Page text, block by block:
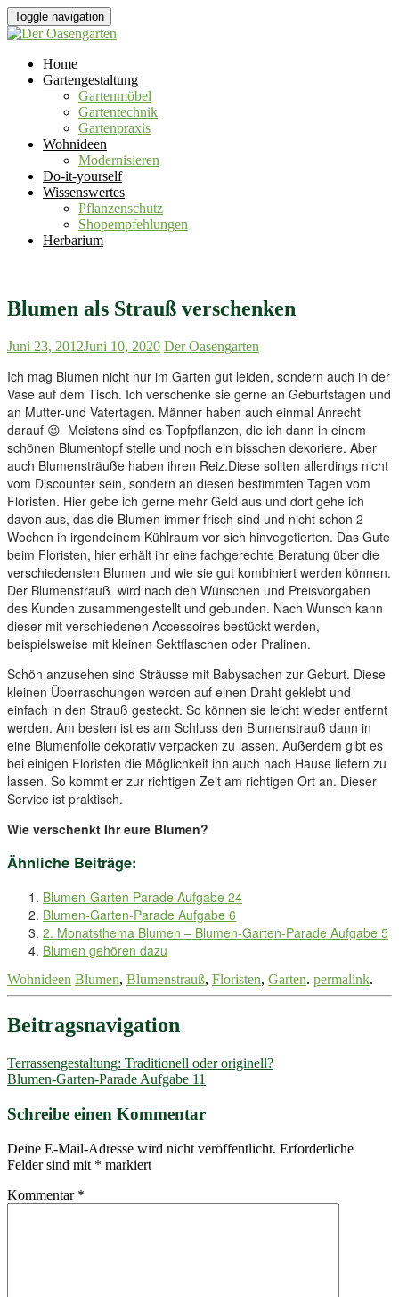
Toggle navigation
Home
Gartengestaltung
Gartenmöbel
Gartentechnik
Gartenpraxis
Wohnideen
Modernisieren
Do-it-yourself
Wissenswertes
Pflanzenschutz
Shopempfehlungen
Herbarium
Blumen als Strauß verschenken
Juni 23, 2012Juni 10, 2020 Der Oasengarten
Ich mag Blumen nicht nur im Garten gut leiden, sondern auch in der
Vase auf dem Tisch. Ich verschenke sie gerne an Geburtstagen und
an Mutter-und Vatertagen. Männer haben auch einmal Anrecht
darauf 😉 Meistens sind es Topfpflanzen, die ich dann in einem
schönen Blumentopf stelle und noch ein bisschen dekoriere. Aber
auch Blumensträuße haben ihren Reiz.Diese sollten allerdings nicht
vom Discounter sein, sondern an diesen bestimmten Tagen vom
Floristen. Hier gebe ich gerne mehr Geld aus und dort gehe ich
davon aus, das die Blumen immer frisch sind und nicht schon 2
Wochen in irgendeinem Kühlraum vor sich hinvegetierten. Das Gute
beim Floristen, hier erhält ihr eine fachgerechte Beratung über die
verschiedensten Blumen und wie sie gut kombiniert werden können.
Der Blumenstrauß wird nach den Wünschen und Preisvorgaben
des Kunden zusammengestellt und gebunden. Nach Wunsch kann
dieser mit verschiedenen Accessoires bestückt werden,
beispielsweise mit kleinen Sektflaschen oder Pralinen.
Schön anzusehen sind Sträusse mit Babysachen zur Geburt. Diese
kleinen Überraschungen werden auf einen Draht geklebt und
einfach in den Strauß gesteckt. So können sie leicht wieder entfernt
werden. Am besten ist es am Schluss den Blumenstrauß dann in
eine Blumenfolie dekorativ verpacken zu lassen. Außerdem gibt es
bei einigen Floristen die Möglichkeit ihn auch nach Hause liefern zu
lassen. So kommt er zur richtigen Zeit am richtigen Ort an. Dieser
Service ist praktisch.
Wie verschenkt Ihr eure Blumen?
Ähnliche Beiträge:
Blumen-Garten Parade Aufgabe 24
Blumen-Garten-Parade Aufgabe 6
2. Monatsthema Blumen – Blumen-Garten-Parade Aufgabe 5
Blumen gehören dazu
Wohnideen Blumen, Blumenstrauß, Floristen, Garten. permalink.
Beitragsnavigation
Terrassengestaltung: Traditionell oder originell?
Blumen-Garten-Parade Aufgabe 11
Schreibe einen Kommentar
Deine E-Mail-Adresse wird nicht veröffentlicht. Erforderliche
Felder sind mit * markiert
Kommentar *